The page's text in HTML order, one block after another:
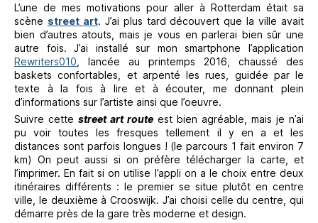
L’une de mes motivations pour aller à Rotterdam était sa
scène street art. J’ai plus tard découvert que la ville avait
bien d’autres atouts, mais je vous en parlerai bien sûr une
autre fois. J’ai installé sur mon smartphone l’application
Rewriters010 , lancée au printemps 2016, chaussé des
baskets confortables, et arpenté les rues, guidée par le
texte à la fois à lire et à écouter, me donnant plein
d’informations sur l’artiste ainsi que l’oeuvre.
Suivre cette street art route est bien agréable, mais je n’ai
pu voir toutes les fresques tellement il y en a et les
distances sont parfois longues ! (le parcours 1 fait environ 7
km) On peut aussi si on préfère télécharger la carte, et
l’imprimer. En fait si on utilise l’appli on a le choix entre deux
itinéraires différents : le premier se situe plutôt en centre
ville, le deuxième à Crooswijk. J’ai choisi celle du centre, qui
démarre près de la gare très moderne et design.